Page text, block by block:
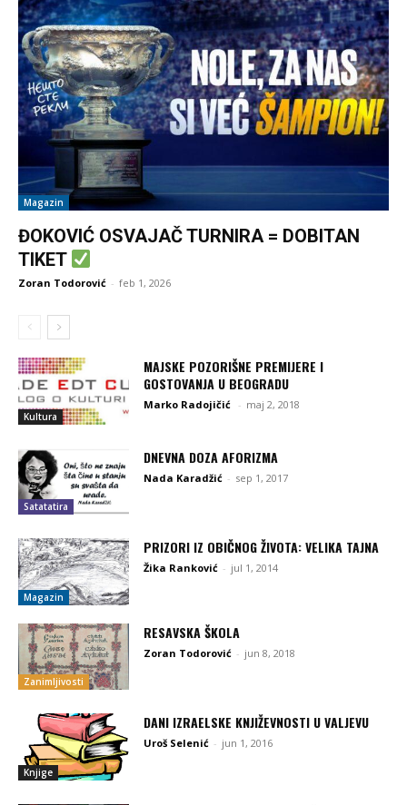
Magazin
ĐOKOVIĆ OSVAJAČ TURNIRA = DOBITAN
TIKET
Zoran Todorović - feb 1, 2026
Kultura
MAJSKE POZORIŠNE PREMIJERE I
GOSTOVANJA U BEOGRADU
Marko Radojičić - maj 2, 2018
Satatatira
DNEVNA DOZA AFORIZMA
Nada Karadžić - sep 1, 2017
Magazin
PRIZORI IZ OBIČNOG ŽIVOTA: VELIKA TAJNA
Žika Ranković - jul 1, 2014
Zanimljivosti
RESAVSKA ŠKOLA
Zoran Todorović - jun 8, 2018
Knjige
DANI IZRAELSKE KNJIŽEVNOSTI U VALJEVU
Uroš Selenić - jun 1, 2016